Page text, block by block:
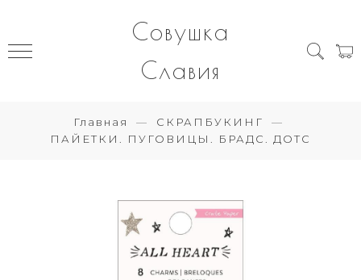
Совушка
Славия
Главная
СКРАПБУКИНГ
ПАЙЕТКИ. ПУГОВИЦЫ. БРАДС. ДОТС